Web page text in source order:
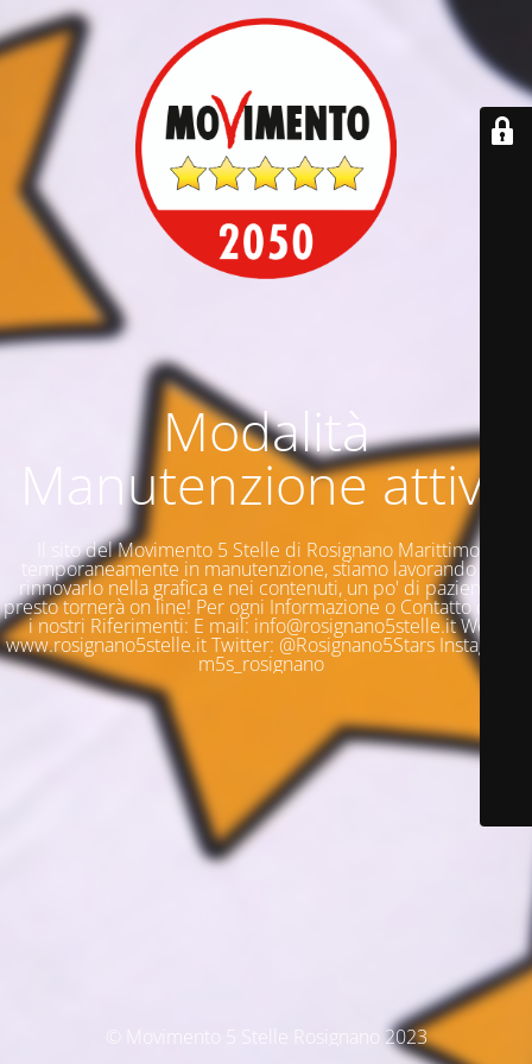
Modalità
Manutenzione attiva
Il sito del Movimento 5 Stelle di Rosignano Marittimo è
temporaneamente in manutenzione, stiamo lavorando per
rinnovarlo nella grafica e nei contenuti, un po' di pazienza e
presto tornerà on line! Per ogni Informazione o Contatto questi
i nostri Riferimenti: E mail: info@rosignano5stelle.it Web:
www.rosignano5stelle.it Twitter: @Rosignano5Stars Instagram:
m5s_rosignano
© Movimento 5 Stelle Rosignano 2023